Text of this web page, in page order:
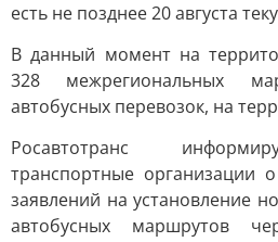
есть не позднее 20 августа
В данный момент на
328 межрегиональных
автобусных перевозок, на
Росавтотранс
транспортные организации
заявлений на установление
автобусных маршрутов